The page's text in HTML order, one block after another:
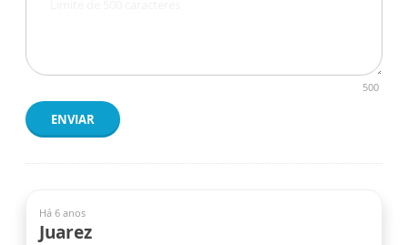
500
ENVIAR
Há 6 anos
Juarez